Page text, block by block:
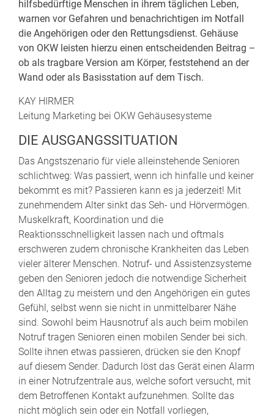
hilfsbedürftige Menschen in ihrem täglichen Leben,
warnen vor Gefahren und benachrichtigen im Notfall
die Angehörigen oder den Rettungsdienst. Gehäuse
von OKW leisten hierzu einen entscheidenden Beitrag –
ob als tragbare Version am Körper, feststehend an der
Wand oder als Basisstation auf dem Tisch.
KAY HIRMER
Leitung Marketing bei OKW Gehäusesysteme
DIE AUSGANGSSITUATION
Das Angstszenario für viele alleinstehende Senioren
schlichtweg: Was passiert, wenn ich hinfalle und keiner
bekommt es mit? Passieren kann es ja jederzeit! Mit
zunehmendem Alter sinkt das Seh- und Hörvermögen.
Muskelkraft, Koordination und die
Reaktionsschnelligkeit lassen nach und oftmals
erschweren zudem chronische Krankheiten das Leben
vieler älterer Menschen. Notruf- und Assistenzsysteme
geben den Senioren jedoch die notwendige Sicherheit
den Alltag zu meistern und den Angehörigen ein gutes
Gefühl, selbst wenn sie nicht in unmittelbarer Nähe
sind. Sowohl beim Hausnotruf als auch beim mobilen
Notruf tragen Senioren einen mobilen Sender bei sich.
Sollte ihnen etwas passieren, drücken sie den Knopf
auf diesem Sender. Dadurch löst das Gerät einen Alarm
in einer Notrufzentrale aus, welche sofort versucht, mit
dem Betroffenen Kontakt aufzunehmen. Sollte das
nicht möglich sein oder ein Notfall vorliegen,